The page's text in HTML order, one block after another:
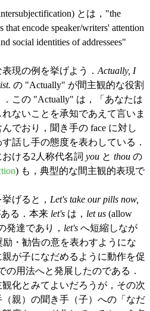
とは，"the
that encode speaker/writers' attention
social identities of addressees"
現の例を挙げよう． Actually, I
の "Actually" が間主観的な役割
この "Actually" は，「あなたは
ないことを承知であえて言いま
でおり，聞き手の face に対し
話し手の態度を表わしている．
ける2人称代名詞 you と thou の
) も，典型的な間主観的表現で
げると， Let's take our pills now,
る．本来 let's は， let us (allow
発達であり， let's へ短縮しなが
励・勧告の意を表わすようにな
が子になだめるように動作を促
の用法へと発展したのである．
化とみてよいだろうが，その次
親）の聞き手（子）への「なだ